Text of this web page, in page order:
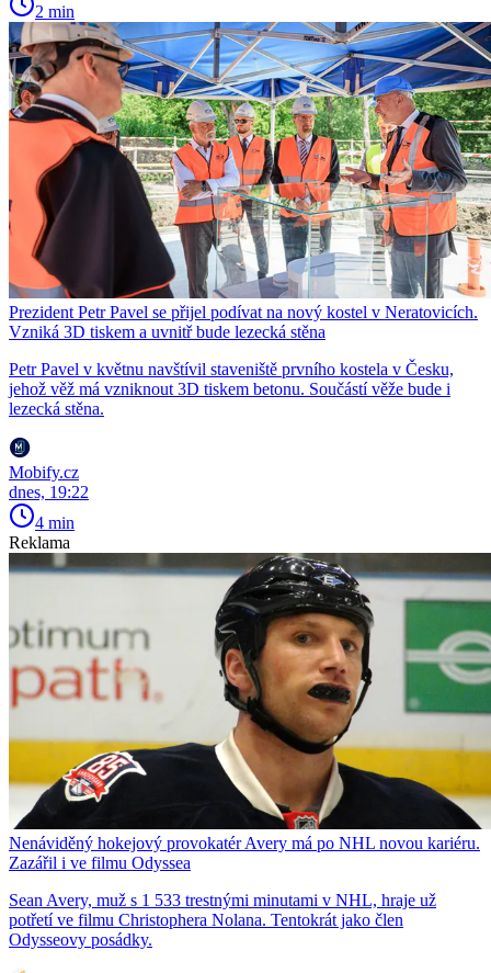
2 min
Prezident Petr Pavel se přijel podívat na nový kostel v Neratovicích.
Vzniká 3D tiskem a uvnitř bude lezecká stěna
Petr Pavel v květnu navštívil staveniště prvního kostela v Česku,
jehož věž má vzniknout 3D tiskem betonu. Součástí věže bude i
lezecká stěna.
Mobify.cz
dnes, 19:22
4 min
Reklama
Nenáviděný hokejový provokatér Avery má po NHL novou kariéru.
Zazářil i ve filmu Odyssea
Sean Avery, muž s 1 533 trestnými minutami v NHL, hraje už
potřetí ve filmu Christophera Nolana. Tentokrát jako člen
Odysseovy posádky.